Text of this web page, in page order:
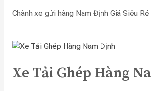
Chành xe gửi hàng Nam Định Giá Siêu Rẻ
Xe Tải Ghép Hàng